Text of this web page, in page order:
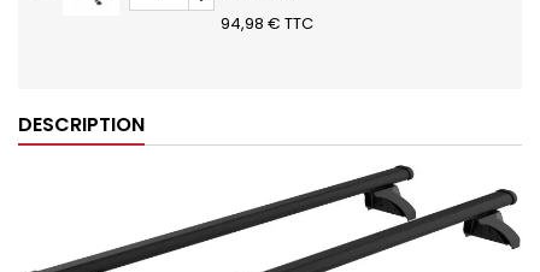
94,98 € TTC
DESCRIPTION